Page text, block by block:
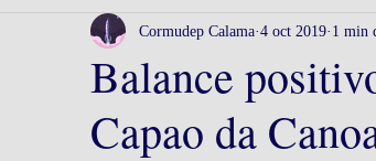
Balance
Capao da
Cormudep Calama 4 oct 2019 1 min